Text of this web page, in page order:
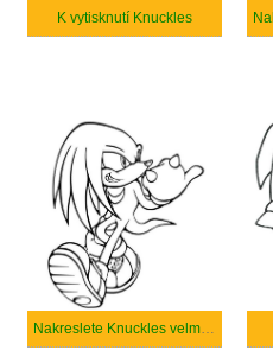
K vytisknutí Knuckles
Nakreslete Knuckles velmi roztomilý